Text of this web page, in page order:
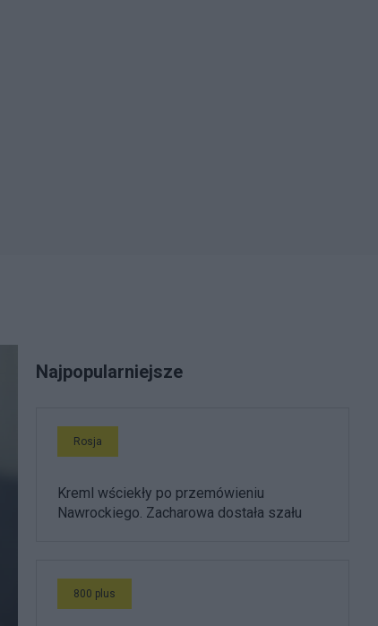
Najpopularniejsze
Rosja
Kreml wściekły po przemówieniu
Nawrockiego. Zacharowa dostała szału
800 plus